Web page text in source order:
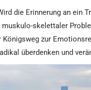
die Erinnerung an ein
skelettaler
Königsweg zur
überdenken und